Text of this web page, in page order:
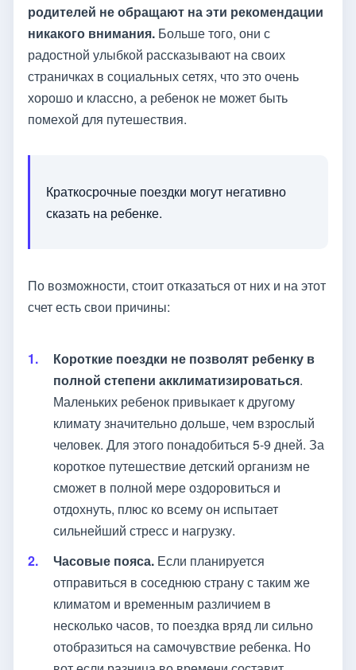
родителей не обращают на эти рекомендации
никакого внимания. Больше того, они с
радостной улыбкой рассказывают на своих
страничках в социальных сетях, что это очень
хорошо и классно, а ребенок не может быть
помехой для путешествия.
Краткосрочные поездки могут негативно
сказать на ребенке.
По возможности, стоит отказаться от них и на этот
счет есть свои причины:
Короткие поездки не позволят ребенку в
полной степени акклиматизироваться.
Маленьких ребенок привыкает к другому
климату значительно дольше, чем взрослый
человек. Для этого понадобиться 5-9 дней. За
короткое путешествие детский организм не
сможет в полной мере оздоровиться и
отдохнуть, плюс ко всему он испытает
сильнейший стресс и нагрузку.
Часовые пояса. Если планируется
отправиться в соседнюю страну с таким же
климатом и временным различием в
несколько часов, то поездка вряд ли сильно
отобразиться на самочувствие ребенка. Но